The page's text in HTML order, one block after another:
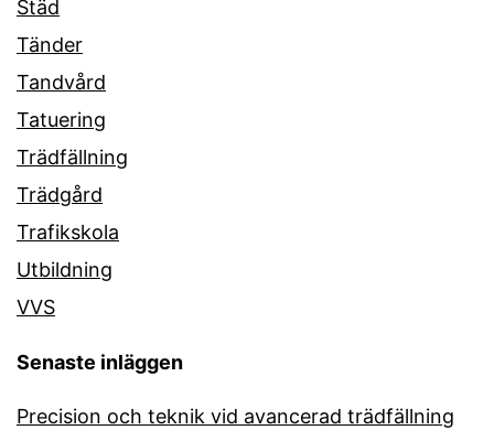
Städ
Tänder
Tandvård
Tatuering
Trädfällning
Trädgård
Trafikskola
Utbildning
VVS
Senaste inläggen
Precision och teknik vid avancerad trädfällning